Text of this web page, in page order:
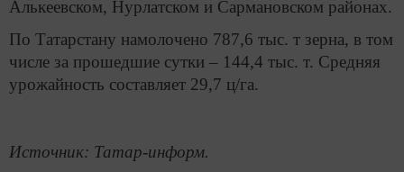
Алькеевском, Нурлатском и Сармановском районах.
По Татарстану намолочено 787,6 тыс. т зерна, в том
числе за прошедшие сутки – 144,4 тыс. т. Средняя
урожайность составляет 29,7 ц/га.
Источник: Татар-информ.